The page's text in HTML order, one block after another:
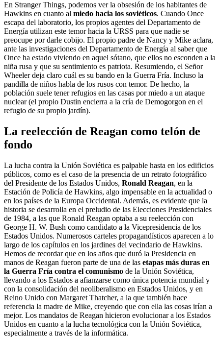
En Stranger Things, podemos ver la obsesión de los habitantes de
Hawkins en cuanto al miedo hacia los soviéticos. Cuando Once
escapa del laboratorio, los propios agentes del Departamento de
Energía utilizan este temor hacia la URSS para que nadie se
preocupe por darle cobijo. El propio padre de Nancy y Mike aclara,
ante las investigaciones del Departamento de Energía al saber que
Once ha estado viviendo en aquel sótano, que ellos no esconden a la
niña rusa y que su sentimiento es patriota. Resumiendo, el Señor
Wheeler deja claro cuál es su bando en la Guerra Fría. Incluso la
pandilla de niños habla de los rusos con temor. De hecho, la
población suele tener refugios en las casas por miedo a un ataque
nuclear (el propio Dustin encierra a la cría de Demogorgon en el
refugio de su propio jardín).
La reelección de Reagan como telón de
fondo
La lucha contra la Unión Soviética es palpable hasta en los edificios
públicos, como es el caso de la presencia de un retrato fotográfico
del Presidente de los Estados Unidos, Ronald Reagan, en la
Estación de Policía de Hawkins, algo impensable en la actualidad o
en los países de la Europa Occidental. Además, es evidente que la
historia se desarrolla en el preludio de las Elecciones Presidenciales
de 1984, a las que Ronald Reagan optaba a su reelección con
George H. W. Bush como candidato a la Vicepresidencia de los
Estados Unidos. Numerosos carteles propagandísticos aparecen a lo
largo de los capítulos en los jardines del vecindario de Hawkins.
Hemos de recordar que en los años que duró la Presidencia en
manos de Reagan fueron parte de una de las etapas más duras en
la Guerra Fría contra el comunismo de la Unión Soviética,
llevando a los Estados a afianzarse como única potencia mundial y
con la consolidación del neoliberalismo en Estados Unidos, y en
Reino Unido con Margaret Thatcher, a la que también hace
referencia la madre de Mike, creyendo que con ella las cosas irían a
mejor. Los mandatos de Reagan hicieron evolucionar a los Estados
Unidos en cuanto a la lucha tecnológica con la Unión Soviética,
especialmente a través de la informática.